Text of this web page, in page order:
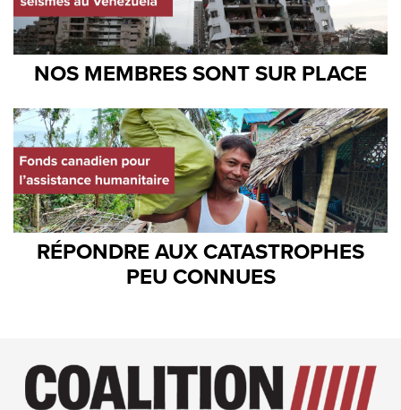
NOS MEMBRES SONT SUR PLACE
RÉPONDRE AUX CATASTROPHES
PEU CONNUES
Image